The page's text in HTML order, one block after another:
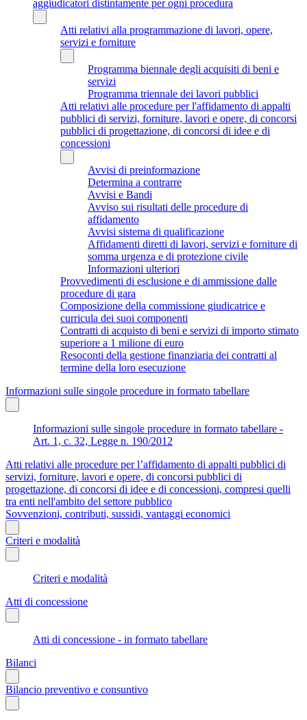
aggiudicatori distintamente per ogni procedura
Atti relativi alla programmazione di lavori, opere,
servizi e forniture
Programma biennale degli acquisiti di beni e
servizi
Programma triennale dei lavori pubblici
Atti relativi alle procedure per l'affidamento di appalti
pubblici di servizi, forniture, lavori e opere, di concorsi
pubblici di progettazione, di concorsi di idee e di
concessioni
Avvisi di preinformazione
Determina a contrarre
Avvisi e Bandi
Avviso sui risultati delle procedure di
affidamento
Avvisi sistema di qualificazione
Affidamenti diretti di lavori, servizi e forniture di
somma urgenza e di protezione civile
Informazioni ulteriori
Provvedimenti di esclusione e di ammissione dalle
procedure di gara
Composizione della commissione giudicatrice e
curricula dei suoi componenti
Contratti di acquisto di beni e servizi di importo stimato
superiore a 1 milione di euro
Resoconti della gestione finanziaria dei contratti al
termine della loro esecuzione
Informazioni sulle singole procedure in formato tabellare
Informazioni sulle singole procedure in formato tabellare -
Art. 1, c. 32, Legge n. 190/2012
Atti relativi alle procedure per l’affidamento di appalti pubblici di
servizi, forniture, lavori e opere, di concorsi pubblici di
progettazione, di concorsi di idee e di concessioni, compresi quelli
tra enti nell'ambito del settore pubblico
Sovvenzioni, contributi, sussidi, vantaggi economici
Criteri e modalità
Criteri e modalità
Atti di concessione
Atti di concessione - in formato tabellare
Bilanci
Bilancio preventivo e consuntivo